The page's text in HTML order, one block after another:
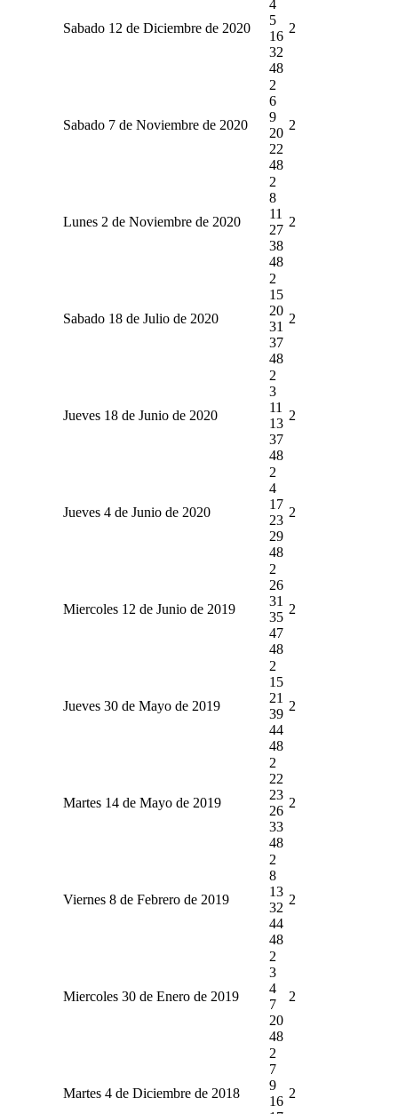
Sabado 12 de Diciembre de 2020
4
5
16
32
48
2
Sabado 7 de Noviembre de 2020
2
6
9
20
22
48
2
Lunes 2 de Noviembre de 2020
2
8
11
27
38
48
2
Sabado 18 de Julio de 2020
2
15
20
31
37
48
2
Jueves 18 de Junio de 2020
2
3
11
13
37
48
2
Jueves 4 de Junio de 2020
2
4
17
23
29
48
2
Miercoles 12 de Junio de 2019
2
26
31
35
47
48
2
Jueves 30 de Mayo de 2019
2
15
21
39
44
48
2
Martes 14 de Mayo de 2019
2
22
23
26
33
48
2
Viernes 8 de Febrero de 2019
2
8
13
32
44
48
2
Miercoles 30 de Enero de 2019
2
3
4
7
20
48
2
Martes 4 de Diciembre de 2018
2
7
9
16
2